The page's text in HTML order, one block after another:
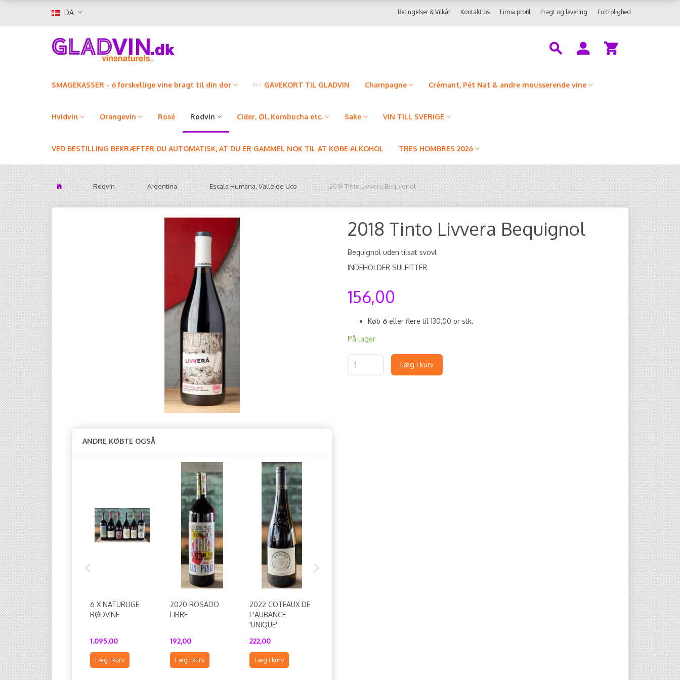
DA Fortrolighed
Fragt og levering
Firma profil
Kontakt os
Betingelser & Vilkår
SMAGEKASSER - 6 forskellige vine bragt til din dør GAVEKORT TIL GLADVIN Champagne Crémant, Pét Nat & andre mousserende vine
Hvidvin Orangevin Rosé Rødvin Cider, Øl, Kombucha etc. Sake VIN TILL SVERIGE
VED BESTILLING BEKRÆFTER DU AUTOMATISK, AT DU ER GAMMEL NOK TIL AT KØBE ALKOHOL TRES HOMBRES 2026
Rødvin Argentina Escala Humana, Valle de Uco 2018 Tinto Livvera Bequignol
ANDRE KØBTE OGSÅ
6 X NATURLIGE
RØDVINE
1.095,00
Læg i kurv
2020 ROSADO
LIBRE
192,00
Læg i kurv
2022 COTEAUX DE
L'AUBANCE
'UNIQUE'
222,00
Læg i kurv
2018 Tinto Livvera Bequignol
Bequignol uden tilsat svovl
INDEHOLDER SULFITTER
156,00
Køb 6 eller flere til 130,00 pr stk.
På lager
Læg i kurv